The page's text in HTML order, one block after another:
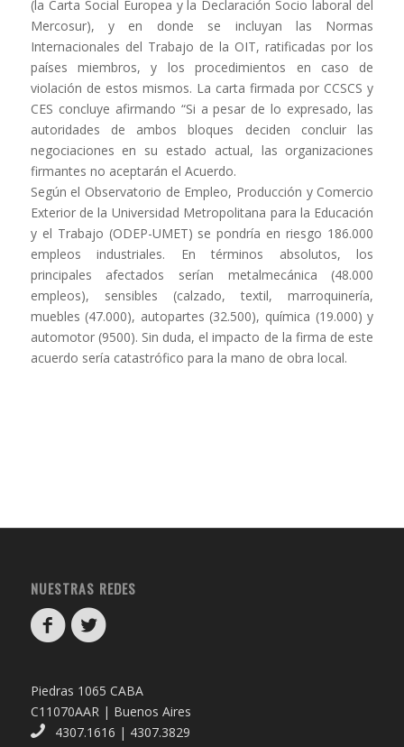
(la Carta Social Europea y la Declaración Socio laboral del
Mercosur), y en donde se incluyan las Normas
Internacionales del Trabajo de la OIT, ratificadas por los
países miembros, y los procedimientos en caso de
violación de estos mismos. La carta firmada por CCSCS y
CES concluye afirmando “Si a pesar de lo expresado, las
autoridades de ambos bloques deciden concluir las
negociaciones en su estado actual, las organizaciones
firmantes no aceptarán el Acuerdo.
Según el Observatorio de Empleo, Producción y Comercio
Exterior de la Universidad Metropolitana para la Educación
y el Trabajo (ODEP-UMET) se pondría en riesgo 186.000
empleos industriales. En términos absolutos, los
principales afectados serían metalmecánica (48.000
empleos), sensibles (calzado, textil, marroquinería,
muebles (47.000), autopartes (32.500), química (19.000) y
automotor (9500). Sin duda, el impacto de la firma de este
acuerdo sería catastrófico para la mano de obra local.
NUESTRAS REDES
Piedras 1065 CABA
C11070AAR | Buenos Aires
4307.1616 | 4307.3829